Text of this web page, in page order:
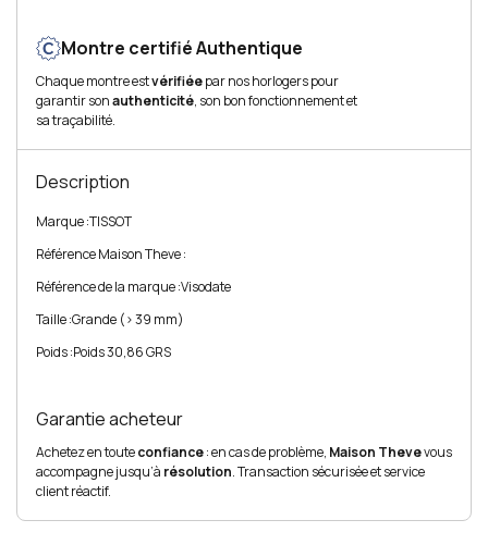
Montre certifié Authentique
Chaque montre estvérifiéepar nos horlogers pour
garantir sonauthenticité, son bon fonctionnement et
sa traçabilité.
Description
Marque :TISSOT
Référence Maison Theve :
Référence de la marque :Visodate
Taille :Grande (> 39 mm)
Poids :Poids 30,86 GRS
Garantie acheteur
Achetez en touteconfiance: en cas de problème, Maison Thevevous
accompagne jusqu’à résolution. Transaction sécurisée et service
client réactif.